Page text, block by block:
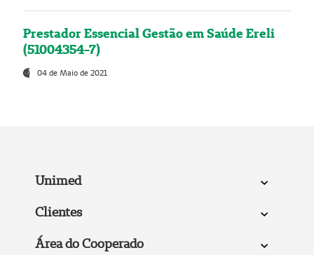
Prestador Essencial Gestão em Saúde Ereli
(51004354-7)
04 de Maio de 2021
Unimed
Clientes
Área do Cooperado